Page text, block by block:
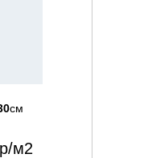
см
р/м2